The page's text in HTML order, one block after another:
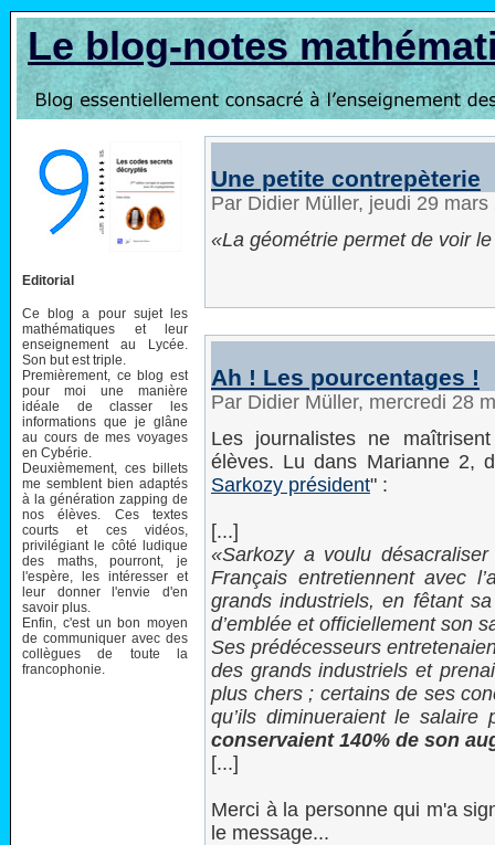
Le blog-notes
Editorial
Ce blog a pour sujet les
mathématiques et leur
enseignement au Lycée.
Son but est triple.
Premièrement, ce blog est
pour moi une manière
idéale de classer les
informations que je glâne
au cours de mes voyages
en Cybérie.
Deuxièmement, ces billets
me semblent bien adaptés
à la génération zapping de
nos élèves. Ces textes
courts et ces vidéos,
privilégiant le côté ludique
des maths, pourront, je
l'espère, les intéresser et
leur donner l'envie d'en
savoir plus.
Enfin, c'est un bon moyen
de communiquer avec des
collègues de toute la
francophonie.
Une petite contrepèterie
Par Didier Müller, jeudi 29
La géométrie permet de voir
Ah ! Les pourcentages !
Par Didier Müller, mercredi 28
Les journalistes ne
élèves. Lu dans Marianne 2,
Sarkozy président" :
[...]
Sarkozy a voulu
Français entretiennent avec
grands industriels, en fêtant
d’emblée et officiellement son
Ses prédécesseurs
des grands industriels et
plus chers ; certains de ses
qu’ils diminueraient le salaire
conservaient 140% de son
[...]
Merci à la personne qui m'a
le message...